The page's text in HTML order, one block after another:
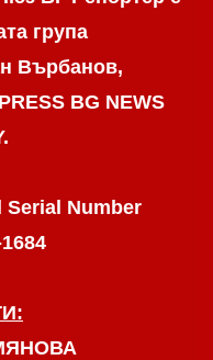
група
Върбанов,
BG NEWS
Serial Number